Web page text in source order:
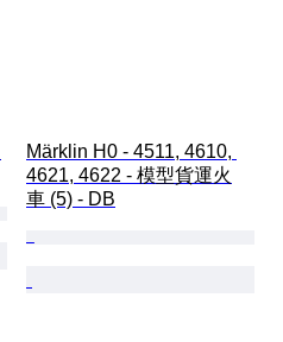
Märklin H0 - 4511, 4610,
4621, 4622 - 模型貨運火
車 (5) - DB